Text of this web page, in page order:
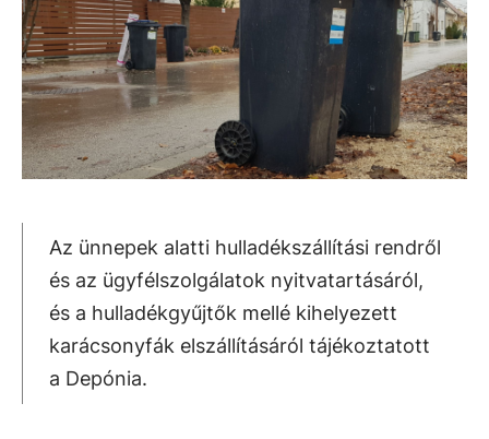
Az ünnepek alatti hulladékszállítási rendről
és az ügyfélszolgálatok nyitvatartásáról,
és a hulladékgyűjtők mellé kihelyezett
karácsonyfák elszállításáról tájékoztatott
a Depónia.